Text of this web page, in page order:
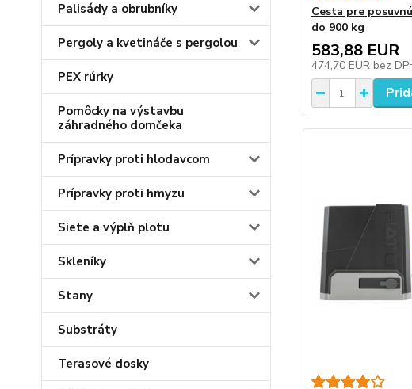
Palisády a obrubníky
Pergoly a kvetináče s pergolou
PEX rúrky
Pomôcky na výstavbu
záhradného domčeka
Prípravky proti hlodavcom
Prípravky proti hmyzu
Siete a výplň plotu
Skleníky
Stany
Substráty
Terasové dosky
Cesta pre
do 900 kg
583,88 EUR
474,70 EUR bez